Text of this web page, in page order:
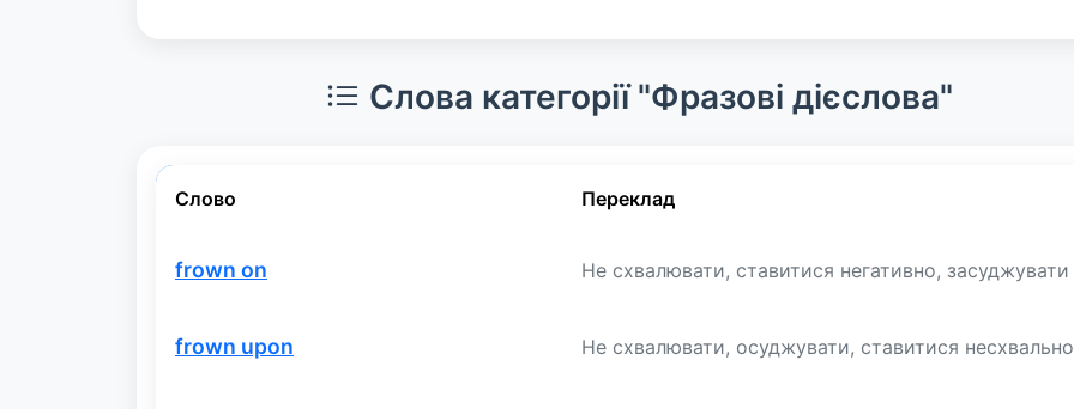
Слова категорії "Фразові дієслова"
Слово Переклад
frown on Не схвалювати, ставитися негативно, засуджувати
frown upon Не схвалювати, осуджувати, ставитися несхвально